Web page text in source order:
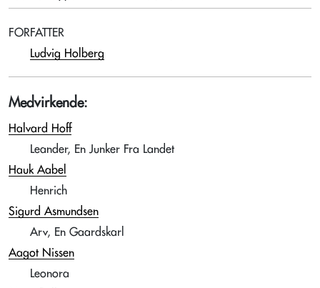
FORFATTER
Ludvig Holberg
Medvirkende:
Halvard Hoff
Leander, En Junker Fra Landet
Hauk Aabel
Henrich
Sigurd Asmundsen
Arv, En Gaardskarl
Aagot Nissen
Leonora